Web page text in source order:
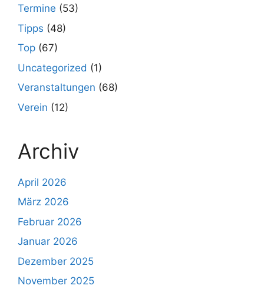
Termine (53)
Tipps (48)
Top (67)
Uncategorized (1)
Veranstaltungen (68)
Verein (12)
Archiv
April 2026
März 2026
Februar 2026
Januar 2026
Dezember 2025
November 2025